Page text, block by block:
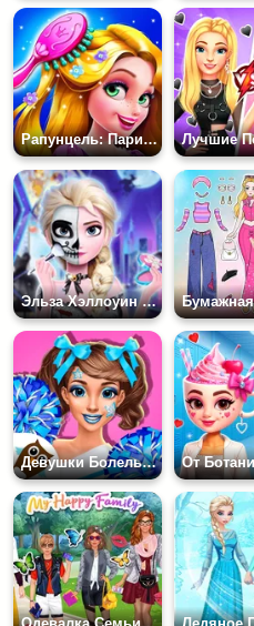
Рапунцель: Парикмахерская Принцессы
Эльза Хэллоуин Патти
Девушки Болельщицы